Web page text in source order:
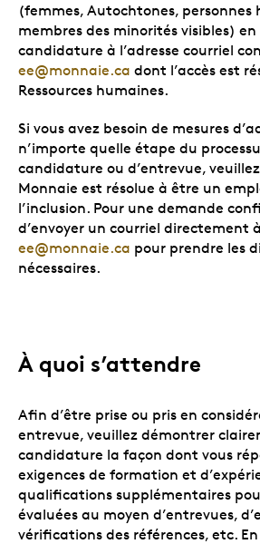
(femmes, Autochtones, personnes
membres des minorités visibles)
candidature à l’adresse courriel
ee@monnaie.ca dont l’accès est
Ressources humaines.
Si vous avez besoin de mesures
n’importe quelle étape du
candidature ou d’entrevue,
Monnaie est résolue à être un
l’inclusion. Pour une demande
d’envoyer un courriel directement à
ee@monnaie.ca pour prendre les
nécessaires.
À quoi s’attendre
Afin d’être prise ou pris en
entrevue, veuillez démontrer
candidature la façon dont vous
exigences de formation et
qualifications supplémentaires
évaluées au moyen d’entrevues,
vérifications des références, etc.